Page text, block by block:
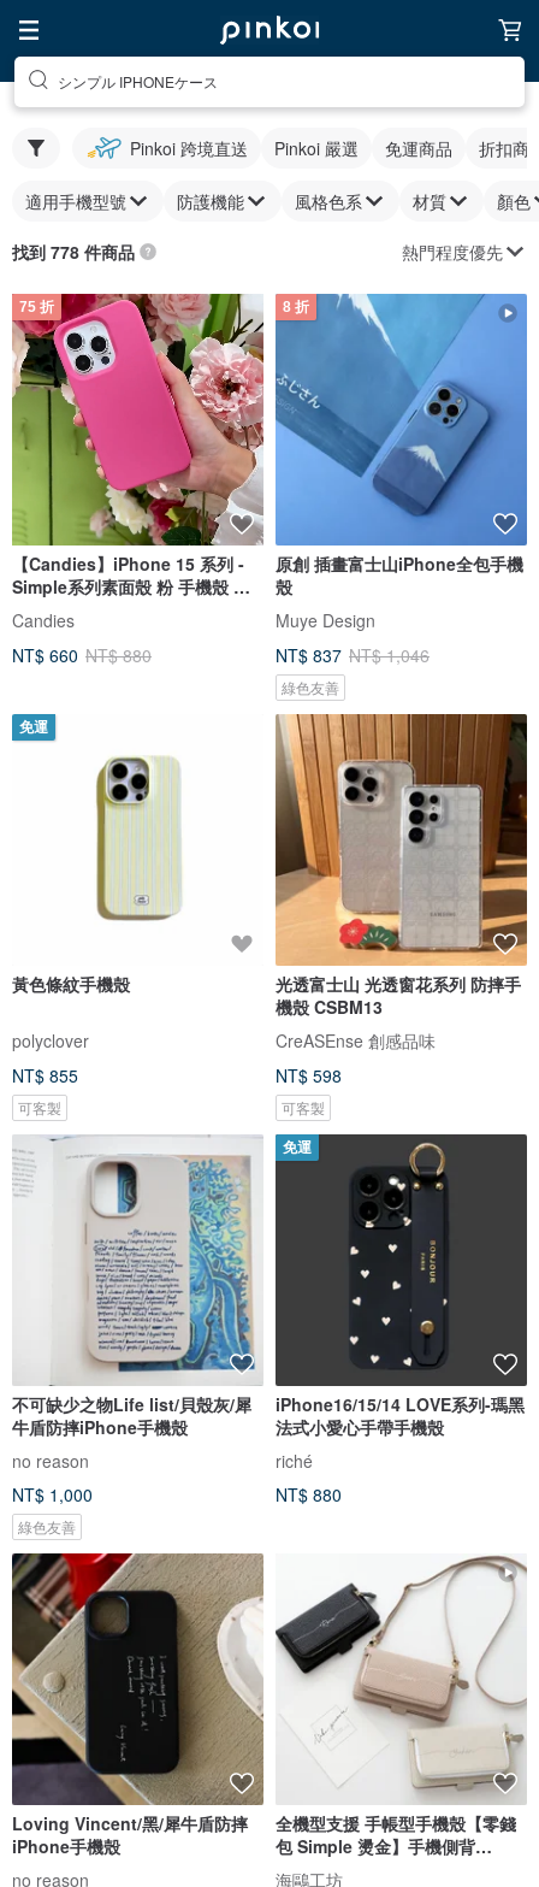
シンプル IPHONEケース
Pinkoi 跨境直送 Pinkoi 嚴選 免運商品 折扣商
適用手機型號 防護機能 風格色系 材質 顏色
找到 778 件商品 熱門程度優先
75 折
【Candies】iPhone 15 系列 -
Simple系列素面殼 粉 手機殼 生
日
Candies
NT$ 660 NT$ 880
8 折
原創 插畫富士山iPhone全包手機
殼
Muye Design
NT$ 837 NT$ 1,046
綠色友善
免運
黃色條紋手機殼
polyclover
NT$ 855
可客製
光透富士山 光透窗花系列 防摔手
機殼 CSBM13
CreASEnse 創感品味
NT$ 598
可客製
不可缺少之物Life list/貝殼灰/犀
牛盾防摔iPhone手機殼
no reason
NT$ 1,000
綠色友善
免運
iPhone16/15/14 LOVE系列-瑪黑
法式小愛心手帶手機殼
riché
NT$ 880
Loving Vincent/黑/犀牛盾防摔
iPhone手機殼
no reason
全機型支援 手帳型手機殼【零錢
包 Simple 燙金】手機側背
AE09U
海鷗工坊